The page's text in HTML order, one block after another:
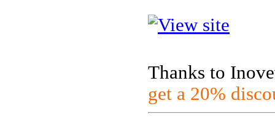
Thanks to
get a 20%